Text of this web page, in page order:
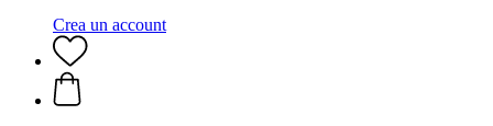
Crea un account